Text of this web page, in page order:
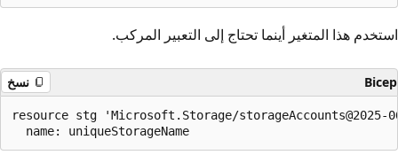
استخدم هذا المتغير أينما تحتاج إلى التعبير المركب.
Bicep نسخ
resource stg 'Microsoft.Storage/